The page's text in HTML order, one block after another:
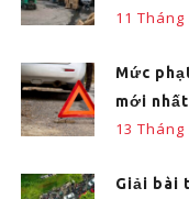
11 Tháng
Mức
mới
13 Tháng
Giải bài